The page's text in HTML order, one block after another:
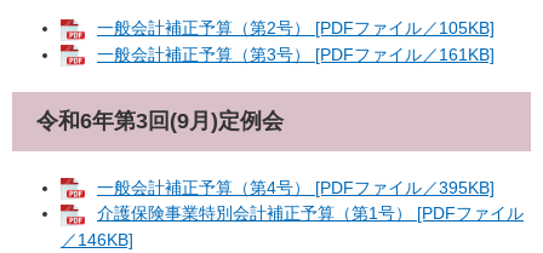
一般会計補正予算（第2号） [PDFファイル／105KB]
一般会計補正予算（第3号） [PDFファイル／161KB]
令和6年第3回(9月)定例会
一般会計補正予算（第4号） [PDFファイル／395KB]
介護保険事業特別会計補正予算（第1号） [PDFファイル
／146KB]